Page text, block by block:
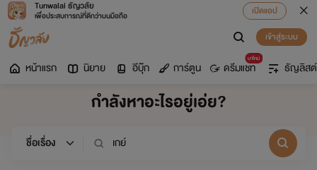
Tunwalai ธัญวลัย
เพื่อประสบการณ์ที่ดีกว่าบนมือถือ
เปิดแอป
เข้าสู่ระบบ
หน้าแรก นิยาย อีบุ๊ก การ์ตูน
มาใหม่
ดรีมแชท ธัญลิสต์
กำลังหาอะไรอยู่เอ่ย?